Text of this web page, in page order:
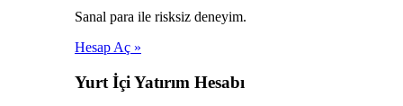
Sanal para ile risksiz deneyim.
Hesap Aç »
Yurt İçi Yatırım Hesabı